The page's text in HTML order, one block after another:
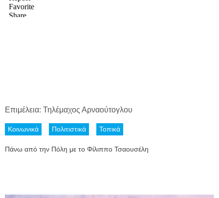
Επιμέλεια: Τηλέμαχος Αρναούτογλου
Κοινωνικά Πολιτιστικά Τοπικά
Πάνω από την Πόλη με το Φίλιππο Τσαουσέλη